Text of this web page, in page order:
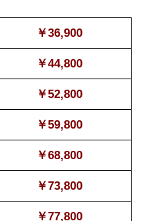
￥36,900
￥44,800
￥52,800
￥59,800
￥68,800
￥73,800
￥77,800